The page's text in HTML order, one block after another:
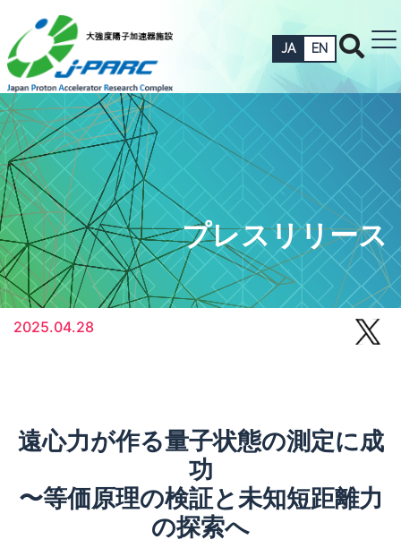
JA EN
プレスリリース
2025.04.28
遠心力が作る量子状態の測定に成
功
〜等価原理の検証と未知短距離力
の探索へ